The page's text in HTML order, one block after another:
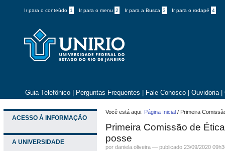
Ir para o conteúdo 1 Ir para o menu 2 Ir para a Busca 3 Ir para o rodapé 4
Guia Telefônico Perguntas Frequentes Fale Conosco Ouvidoria
ACESSO À INFORMAÇÃO
A UNIVERSIDADE
Você está aqui: Página Inicial / Primeira
Primeira Comissão de
posse
por daniela.oliveira —publicado 23/09/2020